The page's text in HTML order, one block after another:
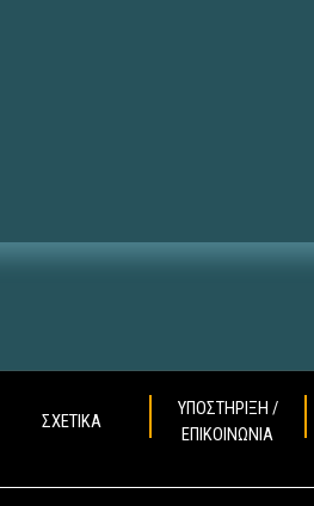
ΣΧΕΤΙΚΑ
ΥΠΟΣΤΗΡΙΞΗ /
ΕΠΙΚΟΙΝΩΝΙΑ